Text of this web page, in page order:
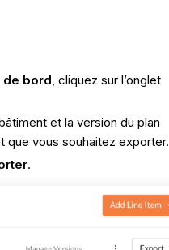
de bord, cliquez sur l’onglet
et la version du plan
que vous souhaitez exporter.
.